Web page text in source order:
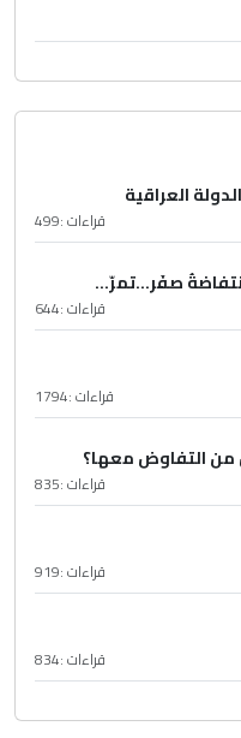
العراقية
قراءات :499
صفَر…تمرّ...
قراءات :644
قراءات :1794
من التفاوض معها؟
قراءات :835
قراءات :919
قراءات :834